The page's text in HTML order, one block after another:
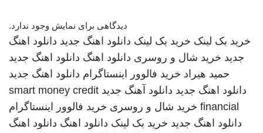
دیدگاهی برای نمایش وجود ندارد.
خرید بک لینک خرید بک لینک دانلود اهنگ جدید دانلود اهنگ
جدید خرید شال و روسری دانلود اهنگ دانلود اهنگ جدید
حمید هیراد خرید فالوور اینستاگرام دانلود اهنگ جدید
دانلود اهنگ جدید دانلود آهنگ جدید smart money credit
financial خرید شال و روسری خرید فالوور اینستاگرام
دانلود اهنگ جدید خرید بک لینک دانلود اهنگ دانلود اهنگ